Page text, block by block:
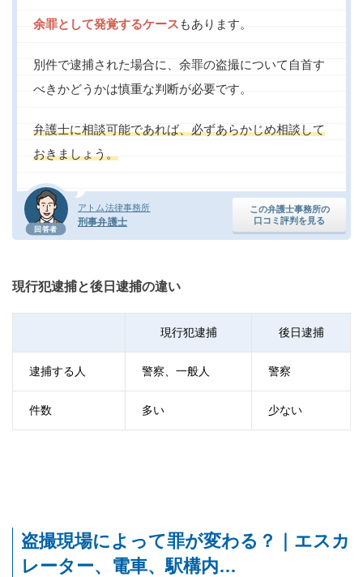
回答者
アトム法律事務所
刑事弁護士
この弁護士事務所の
口コミ評判を見る
余罪として発覚するケース もあります。
別件で逮捕された場合に、余罪の盗撮について自首す
べきかどうかは慎重な判断が必要です。
弁護士に相談可能であれば、必ずあらかじめ相談して
おきましょう。
現行犯逮捕と後日逮捕の違い
現行犯逮捕 後日逮捕
逮捕する人 警察、一般人 警察
件数 多い 少ない
盗撮現場によって罪が変わる？｜エスカ
レーター、電車、駅構内…